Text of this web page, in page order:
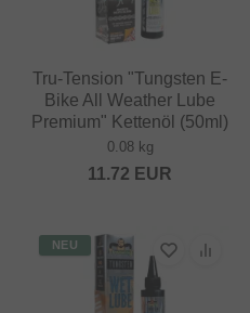
Tru-Tension "Tungsten E-
Bike All Weather Lube
Premium" Kettenöl (50ml)
0.08 kg
11.72 EUR
NEU